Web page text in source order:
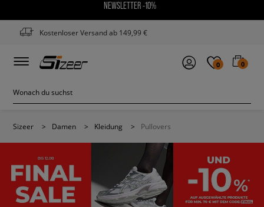
NEWSLETTER -10%
Kostenloser Versand ab 149,99 €
0 0
Sizeer > Damen > Kleidung > Pullovers